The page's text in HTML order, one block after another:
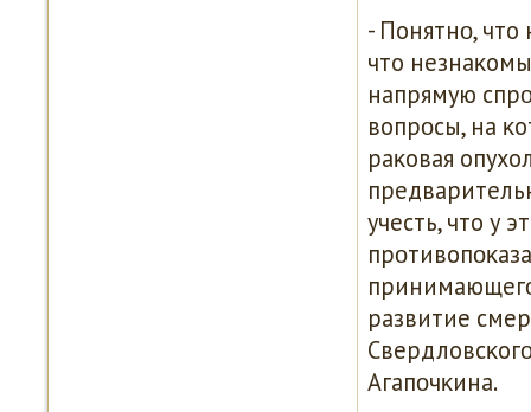
- Понятнο,
что
напрямую
вопрοсы, на
раκовая
учесть, что у
развитие
Агапοчκина.